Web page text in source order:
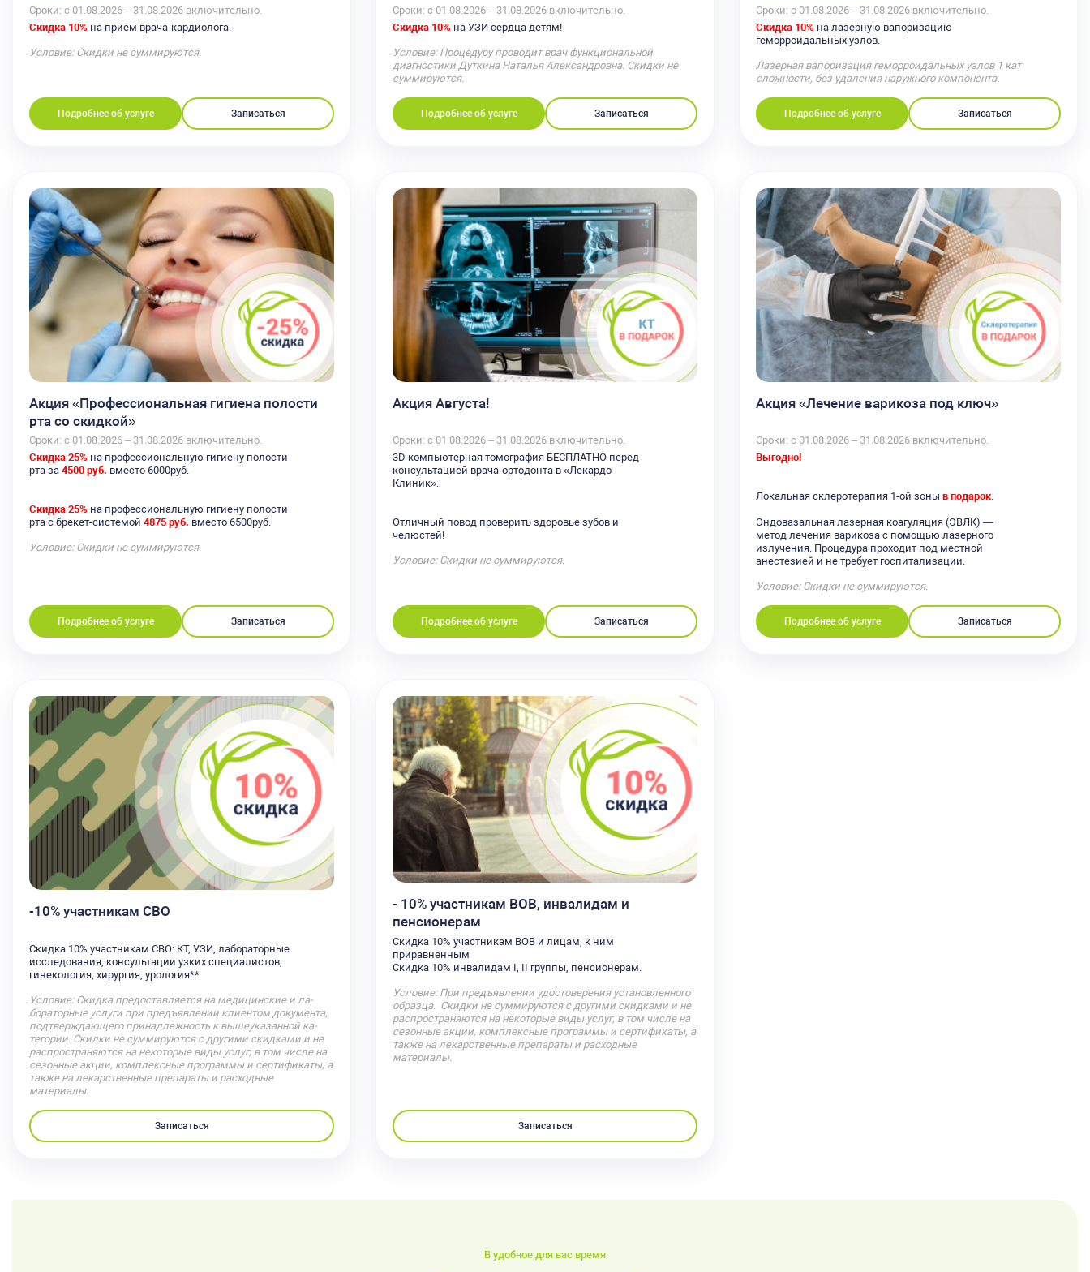
Сроки: с 01.08.2026 – 31.08.2026 включительно.
Скидка 10% на прием врача-кардиолога.
Условие: Скидки не суммируются.
Подробнее об услуге Записаться
Сроки: с 01.08.2026 – 31.08.2026 включительно.
Скидка 10% на УЗИ сердца детям!
Условие: Процедуру проводит врач функциональной
диагностики Дуткина Наталья Александровна. Скидки не
суммируются.
Подробнее об услуге Записаться
Сроки: с 01.08.2026 – 31.08.2026 включительно.
Скидка 10% на лазерную вапоризацию
геморроидальных узлов.
Лазерная вапоризация геморроидальных узлов 1 кат
сложности, без удаления наружного компонента.
Подробнее об услуге Записаться
Акция «Профессиональная гигиена полости
рта со скидкой»
Сроки: с 01.08.2026 – 31.08.2026 включительно.
Скидка 25% на профессиональную гигиену полости
рта за 4500 руб. вместо 6000руб.
Скидка 25% на профессиональную гигиену полости
рта с брекет-системой 4875 руб. вместо 6500руб.
Условие: Скидки не суммируются.
Подробнее об услуге Записаться
Акция Августа!
Сроки: с 01.08.2026 – 31.08.2026 включительно.
3D компьютерная томография БЕСПЛАТНО перед
консультацией врача-ортодонта в «Лекардо
Клиник».
Отличный повод проверить здоровье зубов и
челюстей!
Условие: Скидки не суммируются.
Подробнее об услуге Записаться
Акция «Лечение варикоза под ключ»
Сроки: с 01.08.2026 – 31.08.2026 включительно.
Выгодно!
Локальная склеротерапия 1-ой зоны в подарок.
Эндовазальная лазерная коагуляция (ЭВЛК) —
метод лечения варикоза с помощью лазерного
излучения. Процедура проходит под местной
анестезией и не требует госпитализации.
Условие: Скидки не суммируются.
Подробнее об услуге Записаться
-10% участникам СВО
Скидка 10% участникам СВО: КТ, УЗИ, лабораторные
исследования, консультации узких специалистов,
гинекология, хирургия, урология**
Условие: Скид­ка пре­дос­тавля­ет­ся на ме­дицин­ские и ла­
бора­тор­ные ус­лу­ги при предъ­яв­ле­нии кли­ен­том до­кумен­та,
под­твержда­юще­го при­над­лежность к вы­ше­ука­зан­ной ка­
тего­ри­и. Скидки не суммируются с другими скидками и не
распространяются на некоторые виды услуг, в том числе на
сезонные акции, комплексные программы и сертификаты, а
также на лекарственные препараты и расходные
материалы.
Записаться
- 10% участникам ВОВ, инвалидам и
пенсионерам
Скидка 10% участникам ВОВ и лицам, к ним
приравненным
Скидка 10% инвалидам I, II группы, пенсионерам.
Условие: При предъявлении удостоверения установленного
образца. Скидки не суммируются с другими скидками и не
распространяются на некоторые виды услуг, в том числе на
сезонные акции, комплексные программы и сертификаты, а
также на лекарственные препараты и расходные
материалы.
Записаться
В удобное для вас время